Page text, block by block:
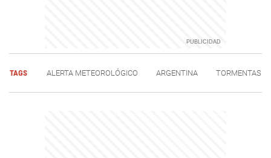
TAGS ALERTA METEOROLÓGICO ARGENTINA TORMENTAS